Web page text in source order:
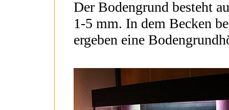
Der Bodengrund besteht
1-5 mm. In dem Becken
ergeben eine